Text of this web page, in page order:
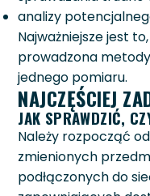
analizy
Najważniejsze jest
prowadzona
jednego pomiaru.
NAJCZĘŚCIEJ
JAK SPRAWDZIĆ,
Należy rozpocząć
zmienionych
podłączonych do